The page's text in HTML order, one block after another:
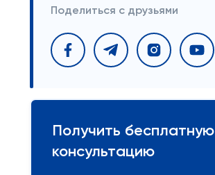
Поделиться с друзьями
Получить бесплатную
консультацию